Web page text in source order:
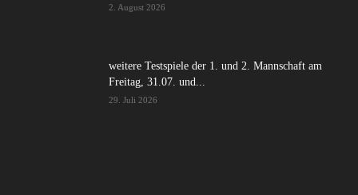
2. August 2026
weitere Testspiele der 1. und 2. Mannschaft am
Freitag, 31.07. und...
29. Juli 2026